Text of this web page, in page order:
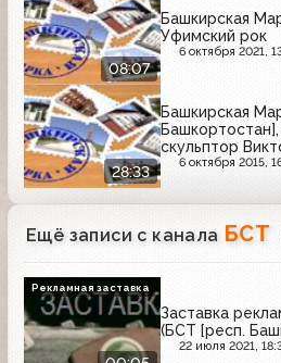
08:07
Башкирская
Уфимский рок
6 октября 2021,
28:33
Башкирская
скульптор
6 октября 2015,
Ещё записи с канала БСТ
Заставка
(БСТ [респ.
22 июля 2021,
Рекламная заставка